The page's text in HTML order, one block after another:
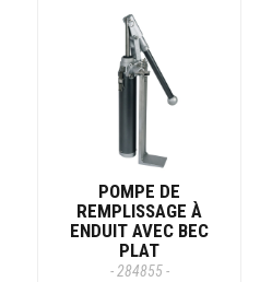
POMPE DE
REMPLISSAGE À
ENDUIT AVEC BEC
PLAT
- 284855 -